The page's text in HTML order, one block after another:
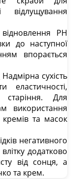
PH
до наступної
впорається
Надмірна сухість
Для
використання
та масок
негативного
додатково
від сонця, а
та крем.